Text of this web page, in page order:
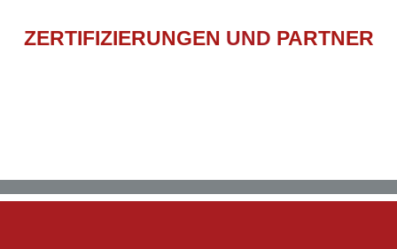
ZERTIFIZIERUNGEN UND PARTNER